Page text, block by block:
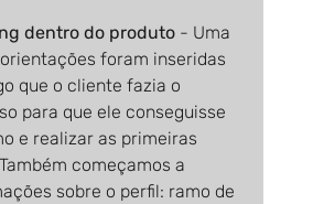
dentro do produto - Uma
foram inseridas
que o cliente fazia o
para que ele conseguisse
e realizar as primeiras
começamos a
sobre o perfil: ramo de